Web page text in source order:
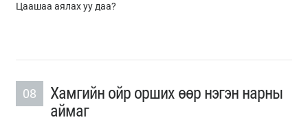
Цаашаа аялах уу даа?
08
Хамгийн ойр орших өөр нэгэн нарны
аймаг